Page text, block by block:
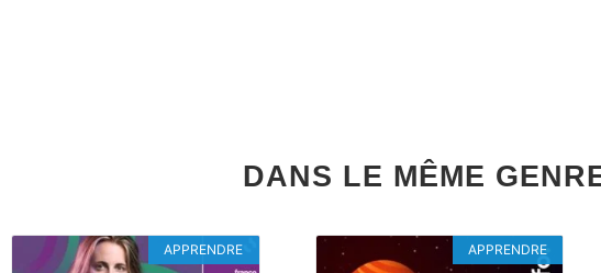
DANS LE MÊME
APPRENDRE APPRENDRE